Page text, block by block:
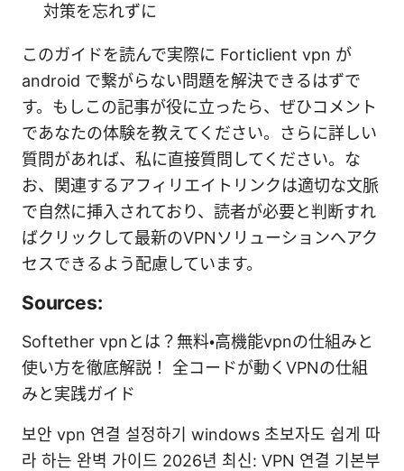
対策を忘れずに
このガイドを読んで実際に Forticlient vpn が
android で繋がらない問題を解決できるはずで
す。もしこの記事が役に立ったら、ぜひコメント
であなたの体験を教えてください。さらに詳しい
質問があれば、私に直接質問してください。な
お、関連するアフィリエイトリンクは適切な文脈
で自然に挿入されており、読者が必要と判断すれ
ばクリックして最新のVPNソリューションへアク
セスできるよう配慮しています。
Sources:
Softether vpnとは？無料・高機能vpnの仕組みと
使い方を徹底解説！ 全コードが動くVPNの仕組
みと実践ガイド
보안 vpn 연결 설정하기 windows 초보자도 쉽게 따
라 하는 완벽 가이드 2026년 최신: VPN 연결 기본부